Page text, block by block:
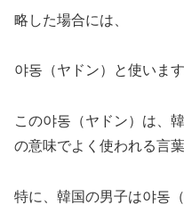
略した場合には、
야동（ヤドン） と使います
この야동（ヤドン）は、
の意味でよく使われる言葉
特に、韓国の男子は야동